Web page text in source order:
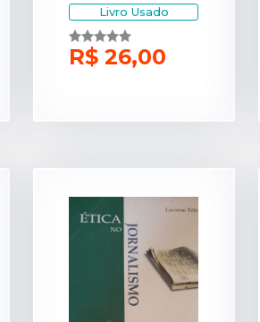
Livro Usado
R$ 26,00